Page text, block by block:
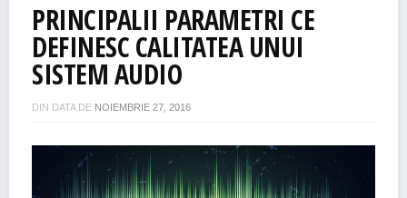
Top Căști Wireless Samsung în 2023
Top 15 Cele Mai Bune Boxe Portabile
PRINCIPALII PARAMETRI CE
DEFINESC CALITATEA UNUI
SISTEM AUDIO
DIN DATA DE NOIEMBRIE 27, 2016